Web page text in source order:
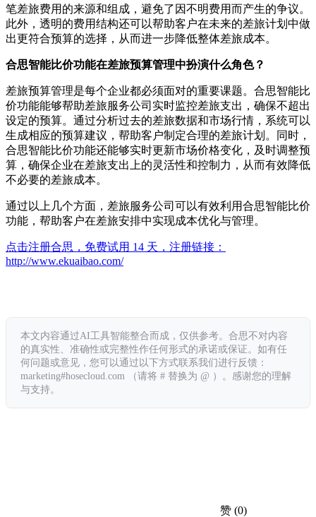
笔差旅费用的来源和组成，避免了因不明费用而产生的争议。
此外，透明的费用结构还可以帮助客户在未来的差旅计划中做
出更符合预算的选择，从而进一步降低整体差旅成本。
合思智能比价功能在差旅预算管理中扮演什么角色？
差旅预算管理是每个企业都必须面对的重要课题。合思智能比
价功能能够帮助差旅服务公司实时监控差旅支出，确保不超出
设定的预算。通过分析过去的差旅数据和市场行情，系统可以
生成相应的预算建议，帮助客户制定合理的差旅计划。同时，
合思智能比价功能还能够实时更新市场价格变化，及时调整预
算，确保企业在差旅支出上的灵活性和控制力，从而有效降低
不必要的差旅成本。
通过以上几个方面，差旅服务公司可以有效利用合思智能比价
功能，帮助客户在差旅安排中实现成本优化与管理。
点击注册合思，免费试用 14 天，注册链接：
http://www.ekuaibao.com/
本文内容通过AI工具智能整合而成，仅供参考。合思不对内容
的真实性、准确性或完整性作任何形式的承诺或保证。如有任
何问题或意见，您可以通过以下方式联系我们进行反馈：
marketing#hosecloud.com （请将 # 替换为 @ ）。感谢您的理解
与支持。
赞 (0)